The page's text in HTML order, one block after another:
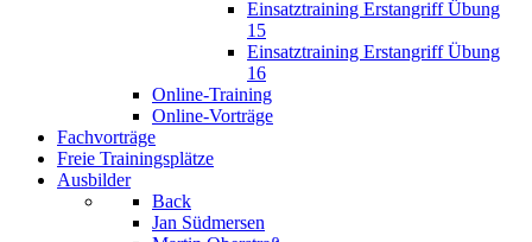
Einsatztraining Erstangriff Übung
15
Einsatztraining Erstangriff Übung
16
Online-Training
Online-Vorträge
Fachvorträge
Freie Trainingsplätze
Ausbilder
Back
Jan Südmersen